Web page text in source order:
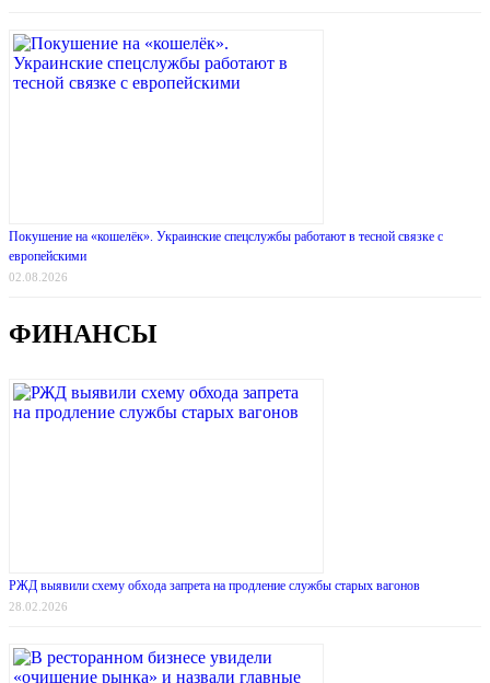
Покушение на «кошелёк». Украинские спецслужбы работают в тесной связке с
европейскими
02.08.2026
ФИНАНСЫ
РЖД выявили схему обхода запрета на продление службы старых вагонов
28.02.2026